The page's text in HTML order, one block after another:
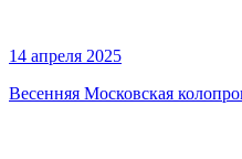
14 апреля 2025
Весенняя Московская